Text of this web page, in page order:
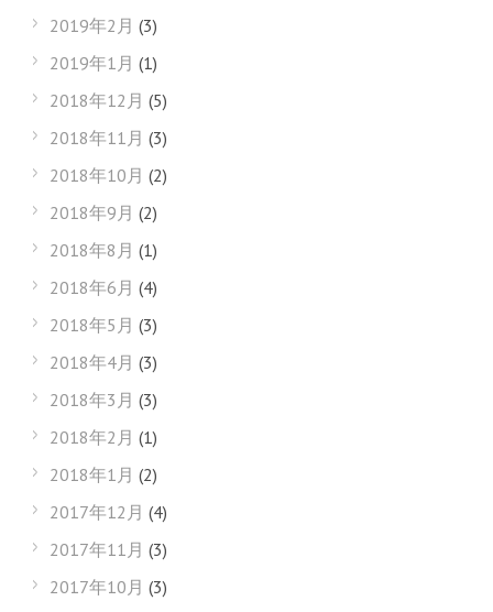
2019年2月 (3)
2019年1月 (1)
2018年12月 (5)
2018年11月 (3)
2018年10月 (2)
2018年9月 (2)
2018年8月 (1)
2018年6月 (4)
2018年5月 (3)
2018年4月 (3)
2018年3月 (3)
2018年2月 (1)
2018年1月 (2)
2017年12月 (4)
2017年11月 (3)
2017年10月 (3)